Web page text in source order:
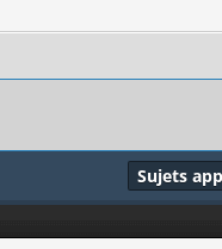
Sujets